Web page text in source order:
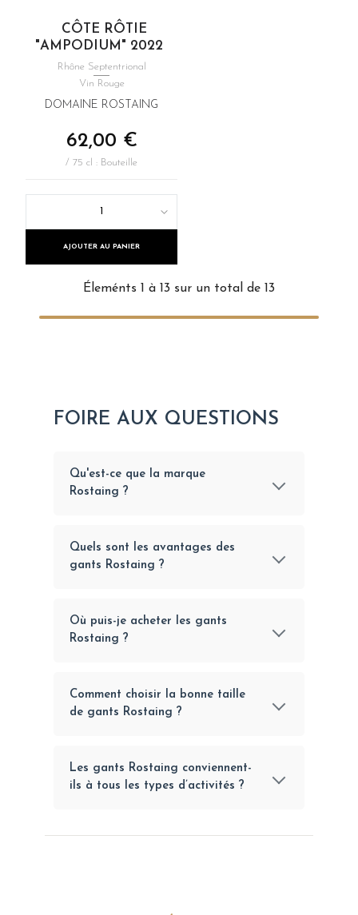
CÔTE RÔTIE
"AMPODIUM" 2022
Rhône Septentrional
Vin Rouge
DOMAINE ROSTAING
62,00 €
/ 75 cl : Bouteille
1
AJOUTER AU PANIER
Éleménts 1 à 13 sur un total de 13
FOIRE AUX QUESTIONS
Qu'est-ce que la marque
Rostaing ?
Quels sont les avantages des
gants Rostaing ?
Où puis-je acheter les gants
Rostaing ?
Comment choisir la bonne taille
de gants Rostaing ?
Les gants Rostaing conviennent-
ils à tous les types d’activités ?